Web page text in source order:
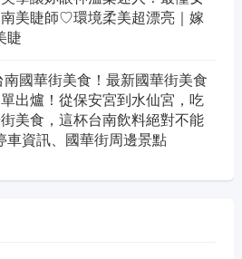
美睫師♡環境柔美超漂亮｜嫁
睫
南國華街美食！最新國華街美食
出爐！從保安宮到水仙宮，吃
美食，這杯台南飲料絕對不能
車資訊、國華街周邊景點